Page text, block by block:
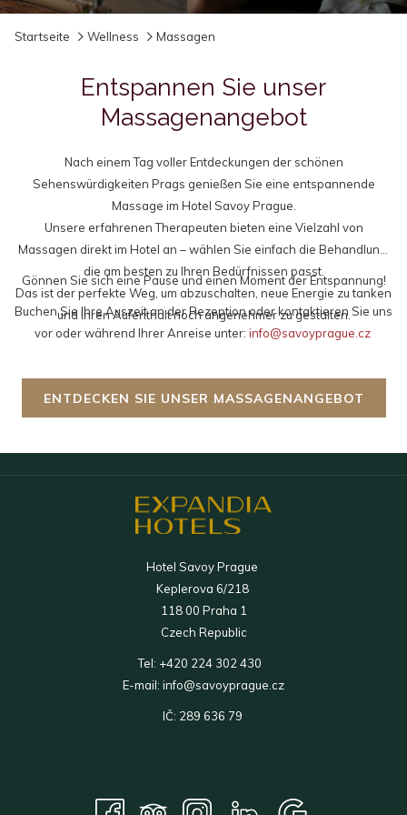
die
folgenden
wird
der
obige
Inhalt
aktualisiert
Startseite Wellness Massagen
Entspannen Sie unser
Massagenangebot
Nach einem Tag voller Entdeckungen der schönen
Sehenswürdigkeiten Prags genießen Sie eine entspannende
Massage im Hotel Savoy Prague.
Unsere erfahrenen Therapeuten bieten eine Vielzahl von
Massagen direkt im Hotel an – wählen Sie einfach die Behandlung,
die am besten zu Ihren Bedürfnissen passt.
Das ist der perfekte Weg, um abzuschalten, neue Energie zu tanken
und Ihren Aufenthalt noch angenehmer zu gestalten.
Gönnen Sie sich eine Pause und einen Moment der Entspannung!
Buchen Sie Ihre Auszeit an der Rezeption oder kontaktieren Sie uns
vor oder während Ihrer Anreise unter: info@savoyprague.cz
ENTDECKEN SIE UNSER MASSAGENANGEBOT
Hotel Savoy Prague
Keplerova 6/218
118 00 Praha 1
Czech Republic
Tel: +420 224 302 430
E-mail: info@savoyprague.cz
IČ: 289 636 79